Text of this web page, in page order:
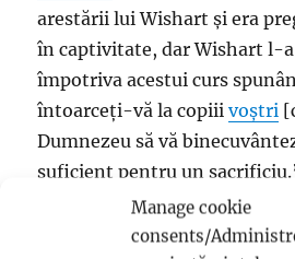
Manage cookie
consents/
arestării lui Wishart și era
în captivitate, dar Wishart l-
împotriva acestui curs
întoarceți-vă la copiiivoștri
Dumnezeu să vă
suficient pentru un
fost ulterior urmărit penal de
public al ereticilor al lui